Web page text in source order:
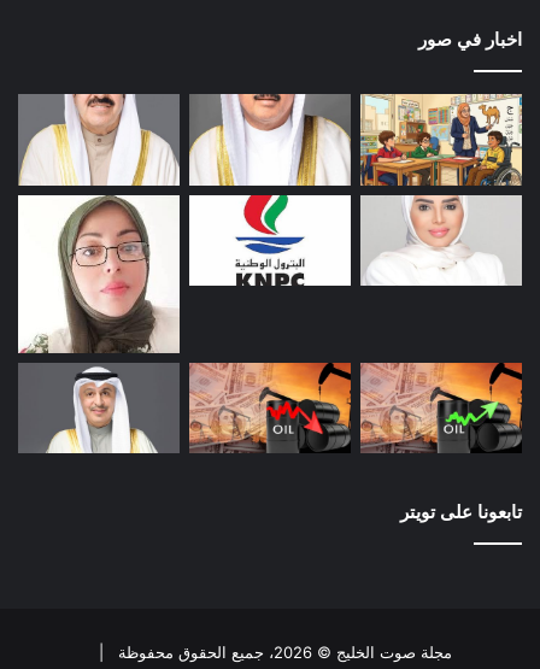
اخبار في صور
تابعونا على تويتر
مجلة صوت الخليج © 2026، جميع الحقوق محفوظة |